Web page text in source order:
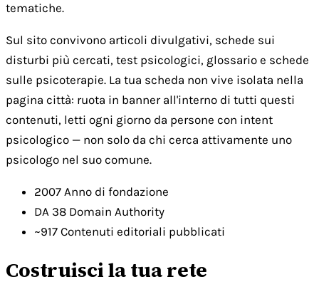
tematiche.
Sul sito convivono articoli divulgativi, schede sui
disturbi più cercati, test psicologici, glossario e schede
sulle psicoterapie. La tua scheda non vive isolata nella
pagina città: ruota in banner all'interno di tutti questi
contenuti, letti ogni giorno da persone con intent
psicologico — non solo da chi cerca attivamente uno
psicologo nel suo comune.
2007 Anno di fondazione
DA 38 Domain Authority
~917 Contenuti editoriali pubblicati
Costruisci la tua rete